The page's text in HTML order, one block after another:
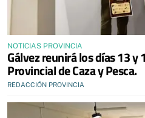
NOTICIAS PROVINCIA
Gálvez reunirá los días 13 y
Provincial de Caza y Pesca.
REDACCIÓN PROVINCIA